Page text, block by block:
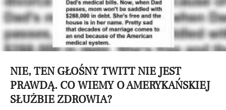
NIE, TEN GŁOŚNY TWITT NIE JEST
PRAWDĄ. CO WIEMY O AMERYKAŃSKIEJ
SŁUŻBIE ZDROWIA?